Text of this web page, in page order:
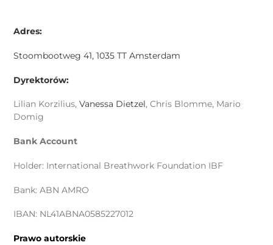
Adres:
Stoombootweg 41, 1035 TT Amsterdam
Dyrektorów:
Lilian Korzilius,Vanessa Dietzel, Chris Blomme, Mario
Domig
Bank Account
Holder: International Breathwork Foundation IBF
Bank: ABN AMRO
IBAN: NL41ABNA0585227012
Prawo autorskie